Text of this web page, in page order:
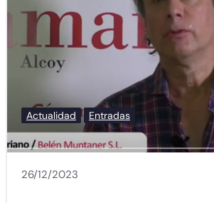
Actualidad Entradas
26/12/2023